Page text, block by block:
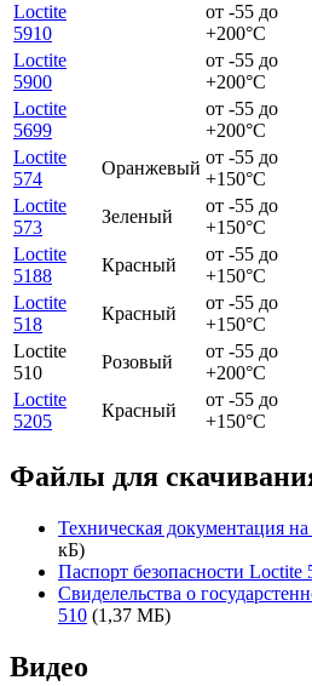
Loctite
5910
от -55 до
+200°C
Loctite
5900
от -55 до
+200°C
Loctite
5699
от -55 до
+200°C
Loctite
574
Оранжевый
от -55 до
+150°C
Loctite
573
Зеленый
от -55 до
+150°C
Loctite
5188
Красный
от -55 до
+150°C
Loctite
518
Красный
от -55 до
+150°C
Loctite
510
Розовый
от -55 до
+200°C
Loctite
5205
Красный
от -55 до
+150°C
Файлы для
Техническая документация
кБ)
Паспорт безопасности Loctite
Свиделельства о
510 (1,37 МБ)
Видео